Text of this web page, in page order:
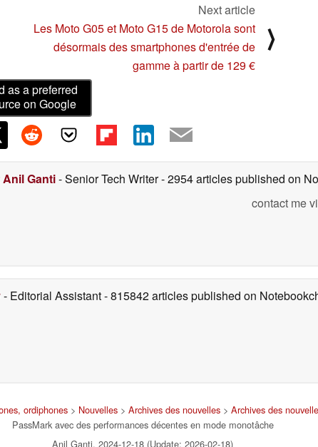
Next article
Les Moto G05 et Moto G15 de Motorola sont
désormais des smartphones d'entrée de
gamme à partir de 129 €
⟩
as a preferred
on Google
Anil Ganti- Senior Tech Writer- 2954 articles published on
contact me
- Editorial Assistant- 815842 articles published on
ordiphones > Nouvelles > Archives des nouvelles > Archives des
PassMark avec des performances décentes en mode monotâche
Anil Ganti, 2024-12-18 (Update: 2026-02-18)